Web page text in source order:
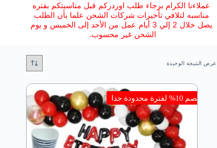
عملاءنا الكرام برجاء طلب اوردركم قبل مناسبتكم بفتره
مناسبه لتلافي تأخيرات شركات الشحن علما بأن الطلب
يصل خلال 2 إلي 3 أيام عمل من الأحد إلى الخميس و يوم
الشحن غير محسوب.
عرض النتيجة الوحيدة
خصم 10% لفترة محدودة جدا